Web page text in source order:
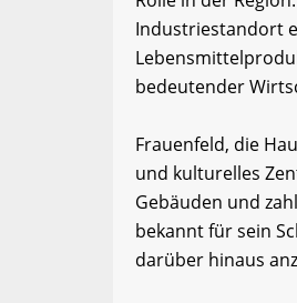
Industriestandort
bedeutender
Frauenfeld, die
und kulturelles
Gebäuden und
bekannt für sein
darüber hinaus